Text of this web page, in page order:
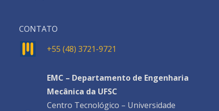
CONTATO
+55 (48) 3721-9721
EMC – Departamento de Engenharia
Mecânica da UFSC
Centro Tecnológico – Universidade